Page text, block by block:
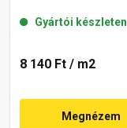
Gyártói készleten
8 140 Ft / m2
Megnézem